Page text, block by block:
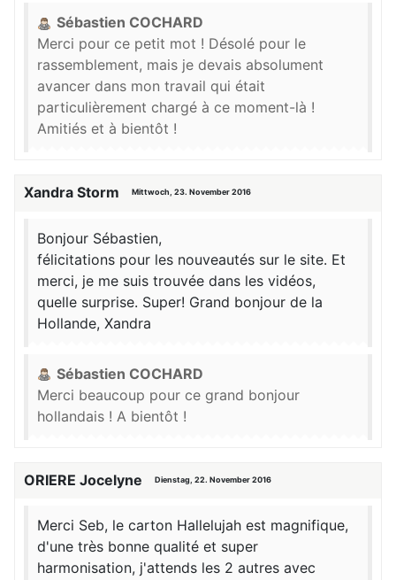
Sébastien COCHARD
Merci pour ce petit mot ! Désolé pour le
rassemblement, mais je devais absolument
avancer dans mon travail qui était
particulièrement chargé à ce moment-là !
Amitiés et à bientôt !
Xandra Storm Mittwoch, 23. November 2016
Bonjour Sébastien,
félicitations pour les nouveautés sur le site. Et
merci, je me suis trouvée dans les vidéos,
quelle surprise. Super! Grand bonjour de la
Hollande, Xandra
Sébastien COCHARD
Merci beaucoup pour ce grand bonjour
hollandais ! A bientôt !
ORIERE Jocelyne Dienstag, 22. November 2016
Merci Seb, le carton Hallelujah est magnifique,
d'une très bonne qualité et super
harmonisation, j'attends les 2 autres avec